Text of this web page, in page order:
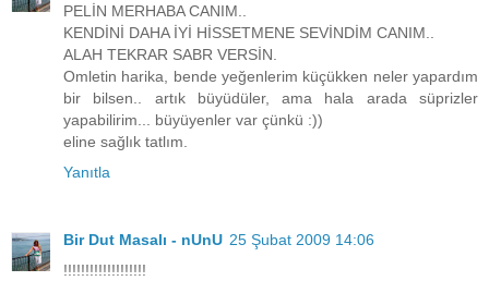
PELİN MERHABA CANIM..
KENDİNİ DAHA İYİ HİSSETMENE SEVİNDİM CANIM..
ALAH TEKRAR SABR VERSİN.
Omletin harika, bende yeğenlerim küçükken neler yapardım
bir bilsen.. artık büyüdüler, ama hala arada süprizler
yapabilirim... büyüyenler var çünkü :))
eline sağlık tatlım.
Yanıtla
Bir Dut Masalı - nUnU 25 Şubat 2009 14:06
!!!!!!!!!!!!!!!!!!!